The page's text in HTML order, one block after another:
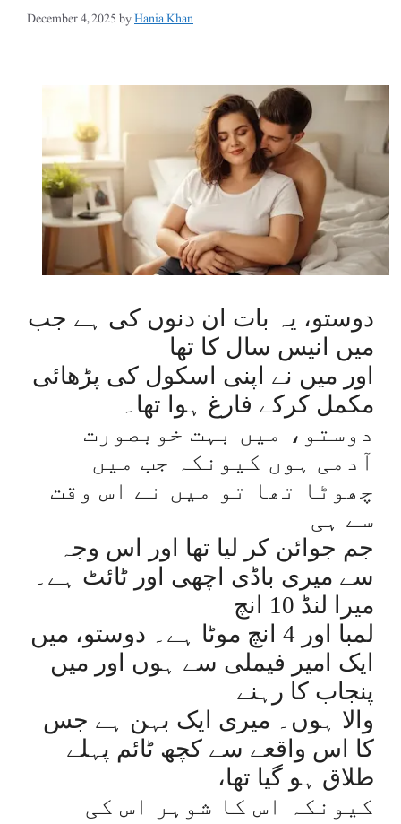
December 4, 2025byHania Khan
دوستو، یہ بات ان دنوں کی ہے جب
میں انیس سال کا تھا
اور میں نے اپنی اسکول کی پڑھائی
مکمل کرکے فارغ ہوا تھا۔
دوستو، میں بہت خوبصورت
آدمی ہوں کیونکہ جب میں
چھوٹا تھا تو میں نے اس وقت
سے ہی
جم جوائن کر لیا تھا اور اس وجہ
سے میری باڈی اچھی اور ٹائٹ ہے۔
میرا لنڈ 10 انچ
لمبا اور 4 انچ موٹا ہے۔ دوستو، میں
ایک امیر فیملی سے ہوں اور میں
پنجاب کا رہنے
والا ہوں۔ میری ایک بہن ہے جس
کا اس واقعے سے کچھ ٹائم پہلے
طلاق ہو گیا تھا،
کیونکہ اس کا شوہر اس کی